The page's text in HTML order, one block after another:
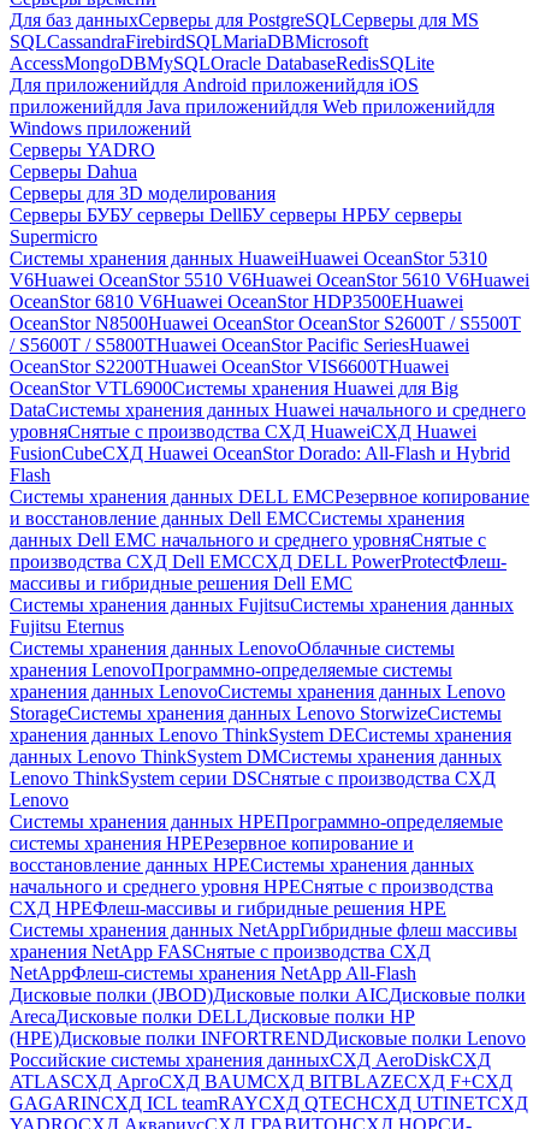
Для баз данныхСерверы для PostgreSQLСерверы для MS
SQLCassandraFirebirdSQLMariaDBMicrosoft
AccessMongoDBMySQLOracle DatabaseRedisSQLite
Для приложенийдля Android приложенийдля iOS
приложенийдля Java приложенийдля Web приложенийдля
Windows приложений
Серверы YADRO
Серверы Dahua
Серверы для 3D моделирования
Серверы БУБУ серверы DellБУ серверы HPБУ серверы
Supermicro
Системы хранения данных HuaweiHuawei OceanStor 5310
V6Huawei OceanStor 5510 V6Huawei OceanStor 5610 V6Huawei
OceanStor 6810 V6Huawei OceanStor HDP3500EHuawei
OceanStor N8500Huawei OceanStor OceanStor S2600T / S5500T
/ S5600T / S5800THuawei OceanStor Pacific SeriesHuawei
OceanStor S2200THuawei OceanStor VIS6600THuawei
OceanStor VTL6900Системы хранения Huawei для Big
DataСистемы хранения данных Huawei начального и среднего
уровняСнятые с производства СХД HuaweiСХД Huawei
FusionCubeСХД Huawei OceanStor Dorado: All-Flash и Hybrid
Flash
Системы хранения данных DELL EMCРезервное копирование
и восстановление данных Dell EMCСистемы хранения
данных Dell EMC начального и среднего уровняСнятые с
производства СХД Dell EMCСХД DELL PowerProtectФлеш-
массивы и гибридные решения Dell EMC
Системы хранения данных FujitsuСистемы хранения данных
Fujitsu Eternus
Системы хранения данных LenovoОблачные системы
хранения LenovoПрограммно-определяемые системы
хранения данных LenovoСистемы хранения данных Lenovo
StorageСистемы хранения данных Lenovo StorwizeСистемы
хранения данных Lenovo ThinkSystem DEСистемы хранения
данных Lenovo ThinkSystem DMСистемы хранения данных
Lenovo ThinkSystem серии DSСнятые с производства СХД
Lenovo
Системы хранения данных HPEПрограммно-определяемые
системы хранения HPEРезервное копирование и
восстановление данных HPEСистемы хранения данных
начального и среднего уровня HPEСнятые с производства
СХД HPEФлеш-массивы и гибридные решения HPE
Cистемы хранения данных NetAppГибридные флеш массивы
хранения NetApp FASСнятые с производства СХД
NetAppФлеш-системы хранения NetApp All-Flash
Дисковые полки (JBOD)Дисковые полки AICДисковые полки
ArecaДисковые полки DELLДисковые полки HP
(HPE)Дисковые полки INFORTRENDДисковые полки Lenovo
Российские системы хранения данныхСХД AeroDiskСХД
ATLASСХД AргоСХД BAUMСХД BITBLAZEСХД F+СХД
GAGARINСХД ICL teamRAYСХД QTECHСХД UTINETСХД
YADROСХД АквариусСХД ГРАВИТОНСХД НОРСИ-